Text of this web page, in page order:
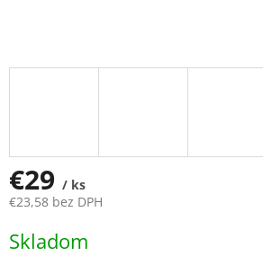
€29 / ks
€23,58 bez DPH
cena:
Skladom